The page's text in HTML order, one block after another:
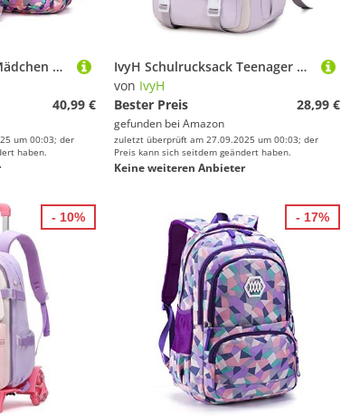
IvyH Schulrucksack Mädchen Teenager, Kinderrucksack mit Lunch-Taschen Bleistift Etui Rucksäcke Jugendliche Jungen 3-In-1 Schulranzen für Schule,Lila
40,99 €
um 00:03; der
haben.
IvyH Schulrucksack Teenager Rucksack Mädchen Jungen, Lässige Daypack groß Wasserdicht für Mädchen 3-9. klasse Schulranzen für die Oberstufe College Reiserucksack, Lila
von IvyH
Bester Preis
28,99 €
gefunden bei Amazon
zuletzt überprüft am 27.09.2025 um 00:03; der
Preis kann sich seitdem geändert haben.
Keine weiteren Anbieter
- 10% - 17%